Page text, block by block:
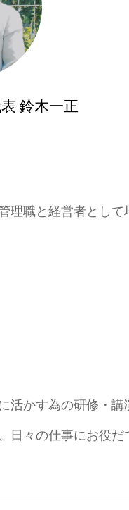
鈴木一正
理職と経営者とし
かす為の研修・講
日々の仕事にお役だ